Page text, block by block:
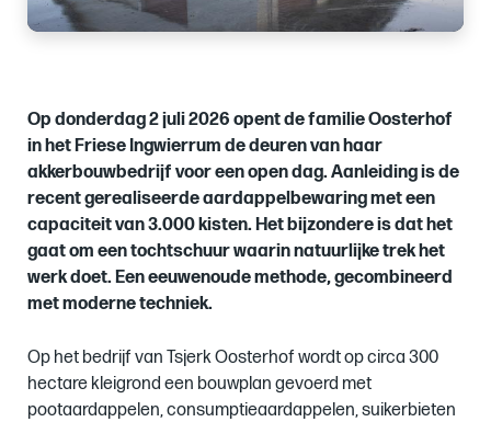
Op donderdag 2 juli 2026 opent de familie Oosterhof
in het Friese Ingwierrum de deuren van haar
akkerbouwbedrijf voor een open dag. Aanleiding is de
recent gerealiseerde aardappelbewaring met een
capaciteit van 3.000 kisten.Het bijzondere is dat het
gaat om een tochtschuur waarin natuurlijke trek het
werk doet. Een eeuwenoude methode, gecombineerd
met moderne techniek.
Op het bedrijf van Tsjerk Oosterhof wordt op circa 300
hectare kleigrond een bouwplan gevoerd met
pootaardappelen, consumptieaardappelen, suikerbieten